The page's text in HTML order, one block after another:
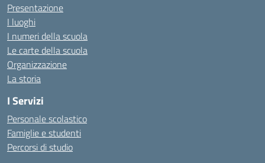
Presentazione
I luoghi
I numeri della scuola
Le carte della scuola
Organizzazione
La storia
I Servizi
Personale scolastico
Famiglie e studenti
Percorsi di studio